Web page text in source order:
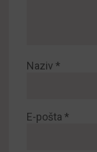
Naziv *
E-pošta *